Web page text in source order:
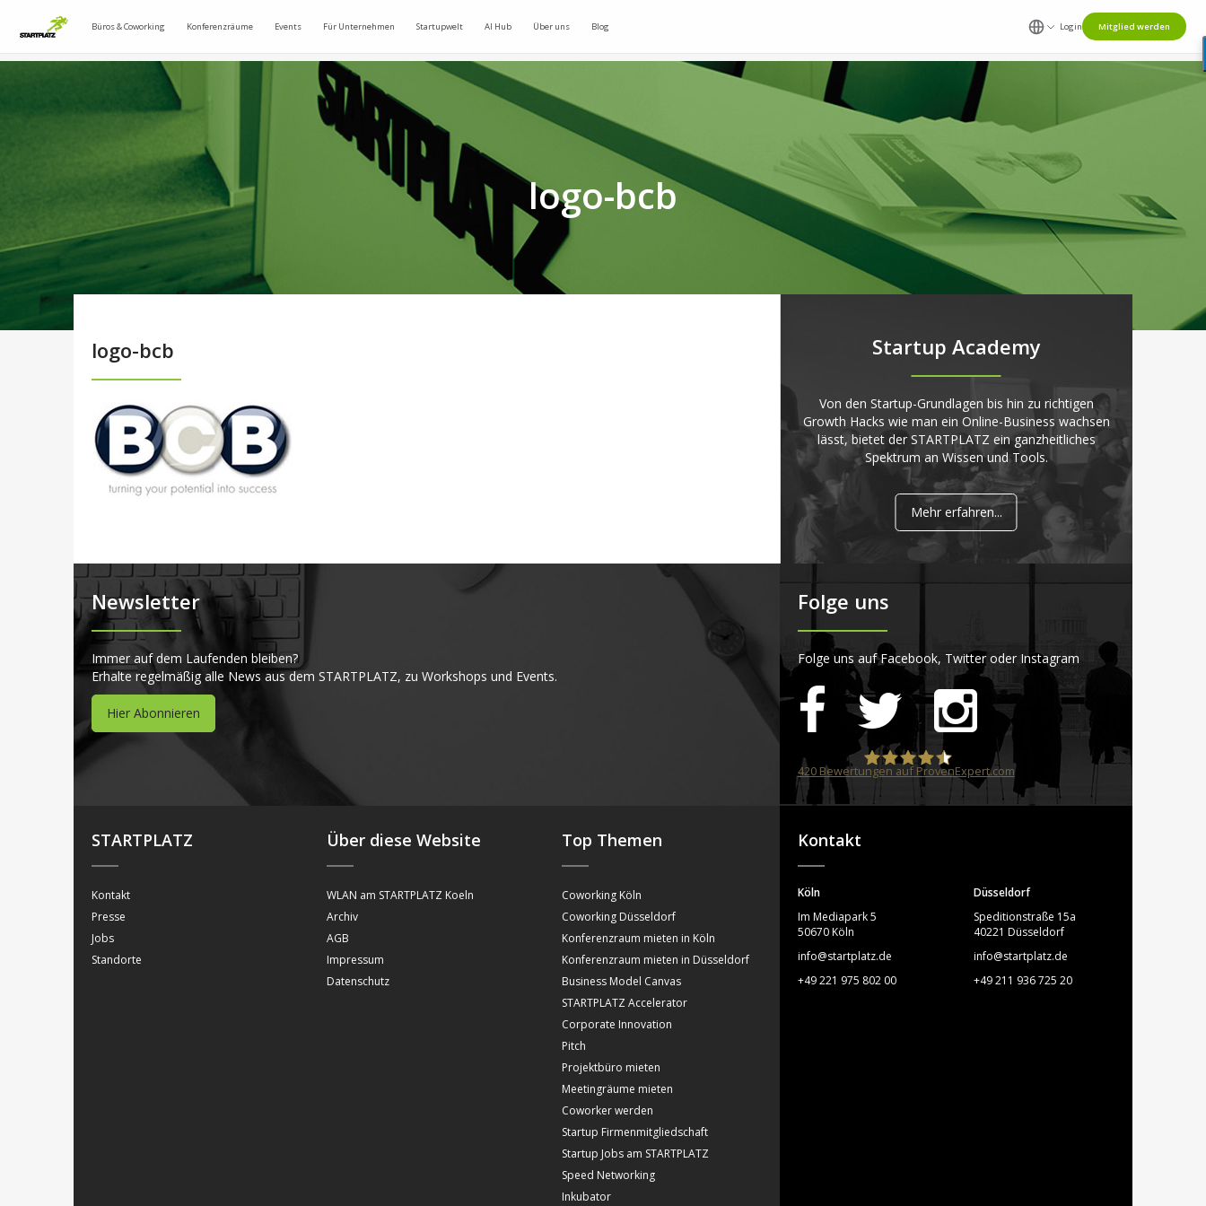
Büros & Coworking Konferenzräume Events Für Unternehmen Startupwelt AI Hub Über uns Blog Login Mitglied werden
logo-bcb
logo-bcb Startup Academy
Von den Startup-Grundlagen bis hin zu richtigen
Growth Hacks wie man ein Online-Business wachsen
lässt, bietet der STARTPLATZ ein ganzheitliches
Spektrum an Wissen und Tools.
Mehr erfahren...
Newsletter
Immer auf dem Laufenden bleiben?
Erhalte regelmäßig alle News aus dem STARTPLATZ, zu Workshops und Events.
Hier Abonnieren
Folge uns
Folge uns auf Facebook, Twitter oder Instagram
STARTPLATZ
420Bewertungen auf ProvenExpert.com
STARTPLATZ
Kontakt
Presse
Jobs
Standorte
Über diese Website
WLAN am STARTPLATZ Koeln
Archiv
AGB
Impressum
Datenschutz
Top Themen
Coworking Köln
Coworking Düsseldorf
Konferenzraum mieten in Köln
Konferenzraum mieten in Düsseldorf
Business Model Canvas
STARTPLATZ Accelerator
Corporate Innovation
Pitch
Projektbüro mieten
Meetingräume mieten
Coworker werden
Startup Firmenmitgliedschaft
Startup Jobs am STARTPLATZ
Speed Networking
Inkubator
Kontakt
Köln
Im Mediapark 5
50670 Köln
info@startplatz.de
+49 221 975 802 00
Düsseldorf
Speditionstraße 15a
40221 Düsseldorf
info@startplatz.de
+49 211 936 725 20